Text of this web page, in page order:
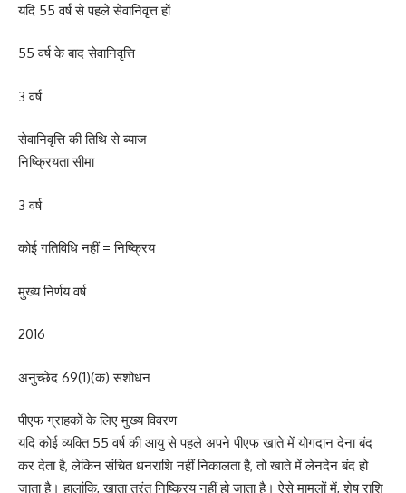
यदि 55 वर्ष से पहले सेवानिवृत्त हों
55 वर्ष के बाद सेवानिवृत्ति
3 वर्ष
सेवानिवृत्ति की तिथि से ब्याज
निष्क्रियता सीमा
3 वर्ष
कोई गतिविधि नहीं = निष्क्रिय
मुख्य निर्णय वर्ष
2016
अनुच्छेद 69(1)(क) संशोधन
पीएफ ग्राहकों के लिए मुख्य विवरण
यदि कोई व्यक्ति 55 वर्ष की आयु से पहले अपने पीएफ खाते में योगदान देना बंद
कर देता है, लेकिन संचित धनराशि नहीं निकालता है, तो खाते में लेनदेन बंद हो
जाता है। हालांकि, खाता तुरंत निष्क्रिय नहीं हो जाता है। ऐसे मामलों में, शेष राशि